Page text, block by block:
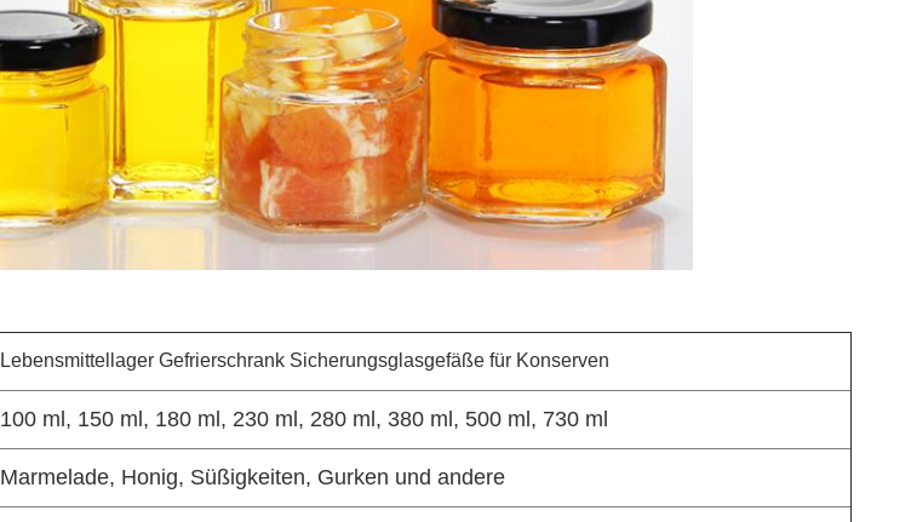
Lebensmittellager Gefrierschrank Sicherungsglasgefäße für Konserven
100 ml, 150 ml, 180 ml, 230 ml, 280 ml, 380 ml, 500 ml, 730 ml
Marmelade, Honig, Süßigkeiten, Gurken und andere